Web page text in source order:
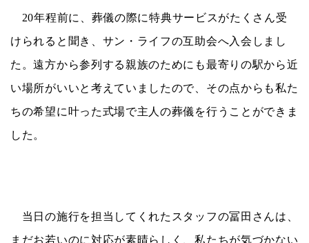
20年程前に、葬儀の際に特典サービスがたくさん受
けられると聞き、サン・ライフの互助会へ入会しまし
た。遠方から参列する親族のためにも最寄りの駅から近
い場所がいいと考えていましたので、その点からも私た
ちの希望に叶った式場で主人の葬儀を行うことができま
した。
当日の施行を担当してくれたスタッフの冨田さんは、
まだお若いのに対応が素晴らしく、私たちが気づかない